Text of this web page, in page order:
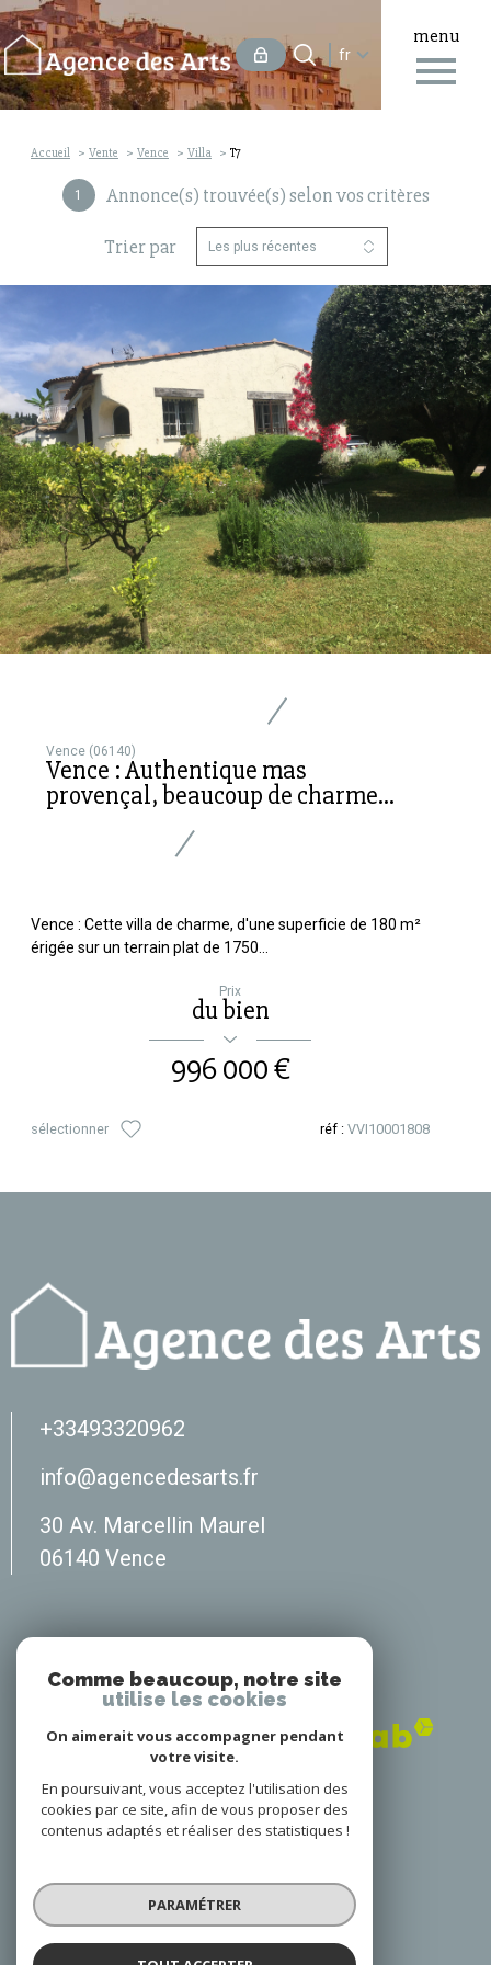
menu
fr
Accueil
Langue
fr
Accueil Vente Vence Villa T7
1 Annonce(s) trouvée(s) selon vos critères
Trier par Les plus récentes
Vence (06140)
Vence : Authentique mas
provençal, beaucoup de charme...
Vence : Cette villa de charme, d'une superficie de 180 m²
érigée sur un terrain plat de 1750...
Prix
du bien
996 000 €
sélectionner réf : VVI10001808
+33493320962
info@agencedesarts.fr
30 Av. Marcellin Maurel
06140
vence
Adhérents
© 2022 Tous droits réservés
Comme beaucoup, notre site
utilise les cookies
On aimerait vous accompagner pendant
votre visite.
En poursuivant, vous acceptez l'utilisation des
cookies par ce site, afin de vous proposer des
contenus adaptés et réaliser des statistiques !
PARAMÉTRER